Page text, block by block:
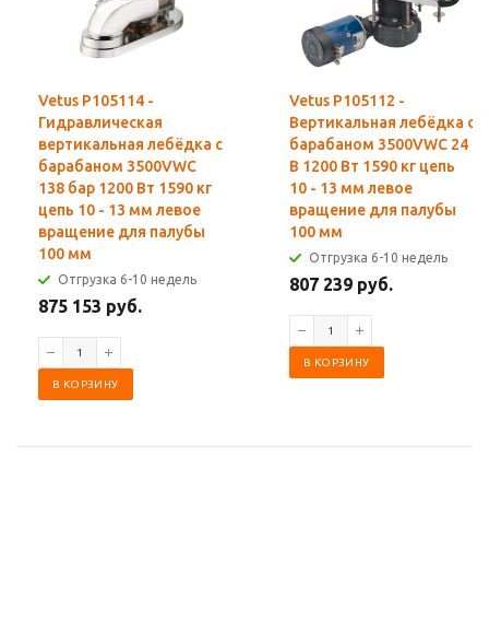
Vetus P105114 -
Гидравлическая
вертикальная лебёдка с
барабаном 3500VWC
138 бар 1200 Вт 1590 кг
цепь 10 - 13 мм левое
вращение для палубы
100 мм
Отгрузка 6-10 недель
875 153 руб.
В КОРЗИНУ
Vetus P105112 -
Вертикальная лебёдка с
барабаном 3500VWC 24
В 1200 Вт 1590 кг цепь
10 - 13 мм левое
вращение для палубы
100 мм
Отгрузка 6-10 недель
807 239 руб.
В КОРЗИНУ